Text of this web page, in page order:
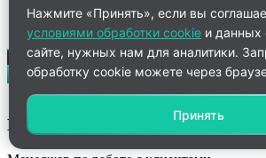
Кристина
Нажмите «Принять», если вы
условиями обработки cookie и данных
сайте, нужных нам для аналитики.
обработку cookie можете через
Принять